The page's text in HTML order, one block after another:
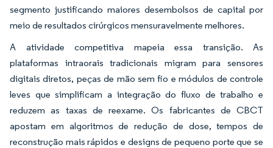
segmento justificando maiores desembolsos de capital por
meio de resultados cirúrgicos mensuravelmente melhores.
A atividade competitiva mapeia essa transição. As
plataformas intraorais tradicionais migram para sensores
digitais diretos, peças de mão sem fio e módulos de controle
leves que simplificam a integração do fluxo de trabalho e
reduzem as taxas de reexame. Os fabricantes de CBCT
apostam em algoritmos de redução de dose, tempos de
reconstrução mais rápidos e designs de pequeno porte que se